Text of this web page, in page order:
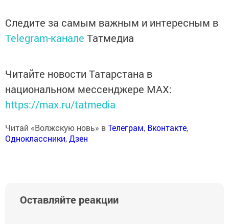
Следите за самым важным и интересным в
Telegram-канале Татмедиа
Читайте новости Татарстана в
национальном мессенджере MАХ:
https://max.ru/tatmedia
Читай «Волжскую новь» вТелеграм, Вконтакте,
Одноклассники,Дзен
Оставляйте реакции